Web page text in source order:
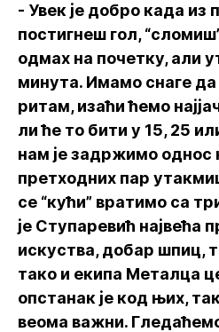
- Увек је добро када из
постигнеш гол,
одмах на почетку, али
минута. Имамо снаге
ритам, изаћи ћемо
ли ће то бити у 15, 25
нам је задржимо однос
претходних пар
се “кући” вратимо са
је Ступаревић највећа
искуства, добар шпиц,
тако и екипа Металца
опстанак је код њих,
веома важни.